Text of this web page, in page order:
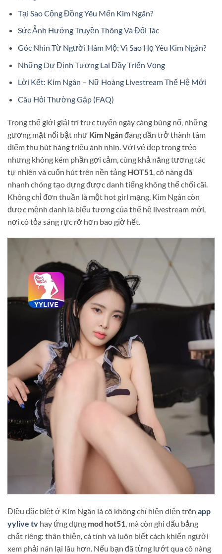
Tại Sao Cộng Đồng Yêu Mến Kim Ngân?
Sức Ảnh Hưởng Truyền Thông Và Đối Tác
Góc Nhìn Từ Người Hâm Mộ: Vì Sao Họ Yêu Kim Ngân?
Những Dự Định Tương Lai Đầy Triển Vọng
Lời Kết: Kim Ngân – Nữ Hoàng Livestream Thế Hệ Mới
Câu Hỏi Thường Gặp (FAQ)
Trong thế giới giải trí trực tuyến ngày càng bùng nổ, những
gương mặt nổi bật như Kim Ngânđang dần trở thành tâm
điểm thu hút hàng triệu ánh nhìn. Với vẻ đẹp trong trẻo
nhưng không kém phần gợi cảm, cùng khả năng tương tác
tự nhiên và cuốn hút trên nền tảng HOT51 , cô nàng đã
nhanh chóng tạo dựng được danh tiếng không thể chối cãi.
Không chỉ đơn thuần là một hot girl mạng, Kim Ngân còn
được mệnh danh là biểu tượng của thế hệ livestream mới,
nơi cô tỏa sáng rực rỡ hơn bao giờ hết.
Điều đặc biệt ở Kim Ngân là cô không chỉ hiện diện trên app
yylive tv hay ứng dụng mod hot51, mà còn ghi dấu bằng
chất riêng: thân thiện, cá tính và luôn biết cách khiến người
xem phải nán lại lâu hơn. Nếu bạn đã từng lướt qua cô nàng